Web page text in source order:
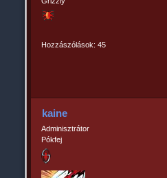
Hozzászólások: 45
kaine
Adminisztrátor
Pókfej